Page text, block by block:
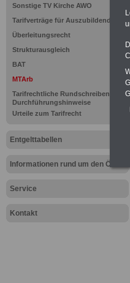
Sonstige TV Kirche AWO
Tarifverträge für Auszubildende
Überleitungsrecht
Strukturausgleich
BAT
MTArb
Tarifrechtliche Rundschreiben und
Durchführungshinweise
Urteile zum Tarifrecht
Entgelttabellen
Informationen rund um den ÖD
Service
Kontakt